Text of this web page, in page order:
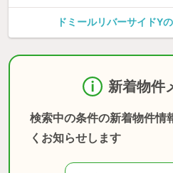
ドミールリバーサイドY
新着物件
検索中の条件の新着物件情
くお知らせします